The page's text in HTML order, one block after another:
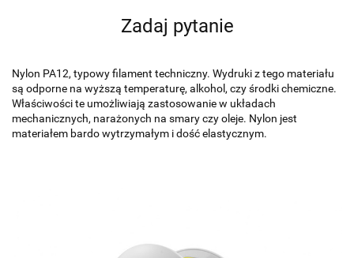
Zadaj pytanie
Nylon PA12, typowy filament techniczny. Wydruki z tego materiału
są odporne na wyższą temperaturę, alkohol, czy środki chemiczne.
Właściwości te umożliwiają zastosowanie w układach
mechanicznych, narażonych na smary czy oleje. Nylon jest
materiałem bardo wytrzymałym i dość elastycznym.